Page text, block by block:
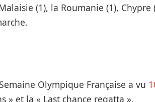
(1), la Roumanie (1), Chypre
Olympique Française a vu
» et la « Last chance regatta ».